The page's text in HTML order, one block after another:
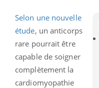
Selon une nouvelle
étude, un anticorps
rare pourrait être
capable de soigner
complètement la
cardiomyopathie